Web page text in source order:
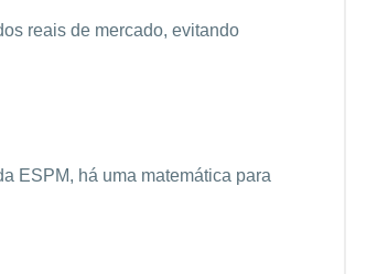
reais de mercado, evitando
ESPM, há uma matemática para